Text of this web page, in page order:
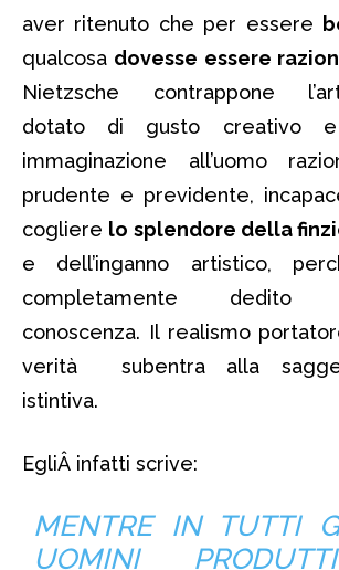
aver ritenuto che per essere
qualcosa dovesse essere
Nietzsche contrappone
dotato di gusto creativo
immaginazione all’uomo
prudente e previdente,
cogliere lo splendore della
e dell’inganno artistico,
completamente dedito
conoscenza. Il realismo
verità subentra alla
istintiva.
EgliÂ infatti scrive:
MENTRE IN TUTTI
UOMINI